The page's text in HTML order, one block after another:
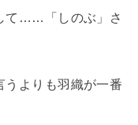
て……「しのぶ」さ
よりも羽織が一番